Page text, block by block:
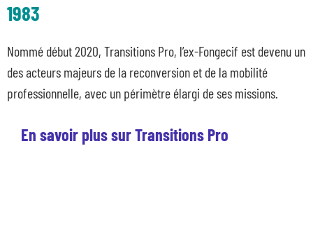
1983
Nommé début 2020, Transitions Pro, l’ex-Fongecif est devenu un
des acteurs majeurs de la reconversion et de la mobilité
professionnelle, avec un périmètre élargi de ses missions.
En savoir plus sur Transitions Pro